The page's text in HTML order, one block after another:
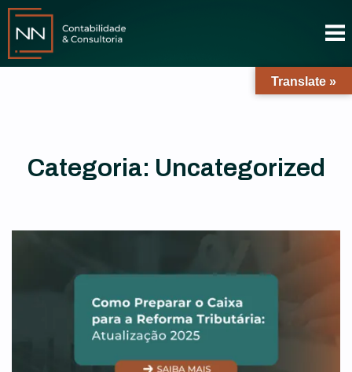
Categoria: Uncategorized
Translate »